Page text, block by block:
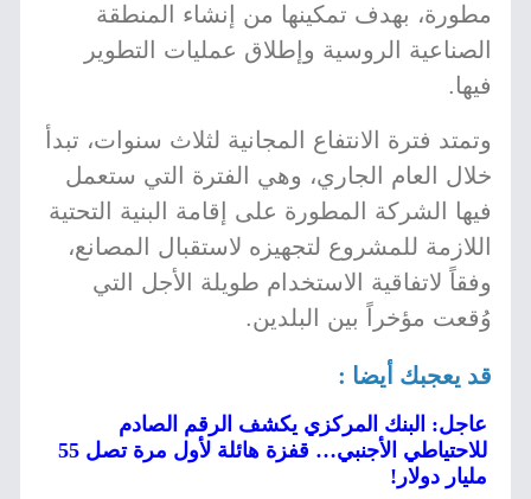
مطورة، بهدف تمكينها من إنشاء المنطقة
الصناعية الروسية وإطلاق عمليات التطوير
فيها.
وتمتد فترة الانتفاع المجانية لثلاث سنوات، تبدأ
خلال العام الجاري، وهي الفترة التي ستعمل
فيها الشركة المطورة على إقامة البنية التحتية
اللازمة للمشروع لتجهيزه لاستقبال المصانع،
وفقاً لاتفاقية الاستخدام طويلة الأجل التي
وُقعت مؤخراً بين البلدين.
قد يعجبك أيضا :
عاجل: البنك المركزي يكشف الرقم الصادم
للاحتياطي الأجنبي… قفزة هائلة لأول مرة تصل 55
مليار دولار!